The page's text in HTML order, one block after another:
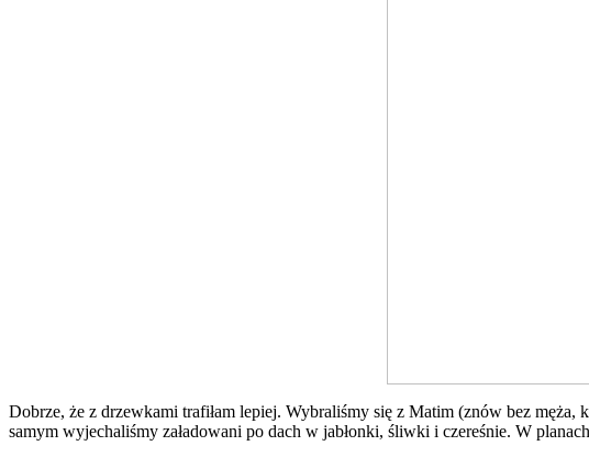
Dobrze, że z drzewkami trafiłam lepiej. Wybraliśmy się z Matim (znów bez
samym wyjechaliśmy załadowani po dach w jabłonki, śliwki i czereśnie. W